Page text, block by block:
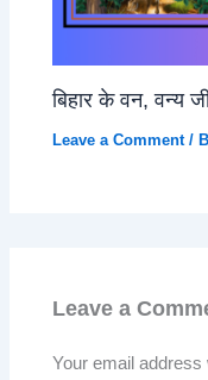
बिहार के वन, वन्य
Leave a Comment /
Leave a
Your email address